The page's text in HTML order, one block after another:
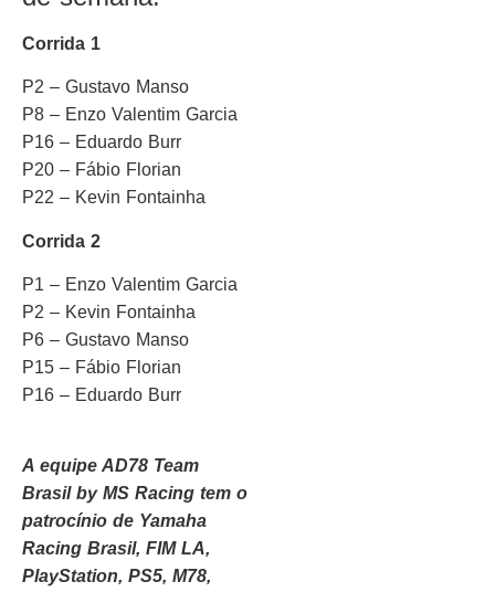
Corrida 1
P2 – Gustavo Manso
P8 – Enzo Valentim Garcia
P16 – Eduardo Burr
P20 – Fábio Florian
P22 – Kevin Fontainha
Corrida 2
P1 – Enzo Valentim Garcia
P2 – Kevin Fontainha
P6 – Gustavo Manso
P15 – Fábio Florian
P16 – Eduardo Burr
A equipe AD78 Team
Brasil by MS Racing tem o
patrocínio de Yamaha
Racing Brasil, FIM LA,
PlayStation, PS5, M78,